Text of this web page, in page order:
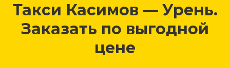
Такси Касимов — Урень.
Заказать по выгодной
цене